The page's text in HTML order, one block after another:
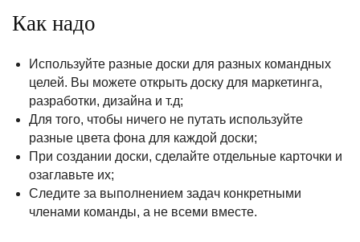
Как надо
Используйте разные доски для разных командных
целей. Вы можете открыть доску для маркетинга,
разработки, дизайна и т.д;
Для того, чтобы ничего не путать используйте
разные цвета фона для каждой доски;
При создании доски, сделайте отдельные карточки и
озаглавьте их;
Следите за выполнением задач конкретными
членами команды, а не всеми вместе.